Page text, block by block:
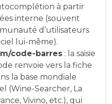
à partir
interne (souvent
d’utilisateurs
lui-même).
code-barres : la saisie
renvoie vers la fiche
la base mondiale
(Wine-Searcher, La
Vivino, etc.), qui